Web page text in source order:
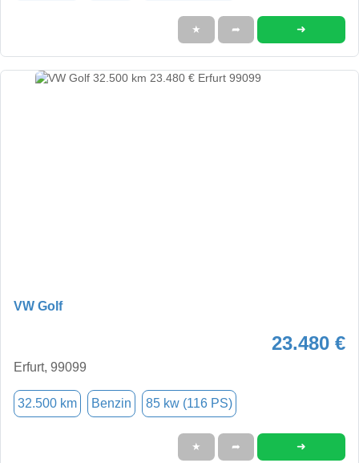
★ ➦ ➜
VW Golf
23.480 €
Erfurt, 99099
32.500 km Benzin 85 kw (116 PS)
★ ➦ ➜